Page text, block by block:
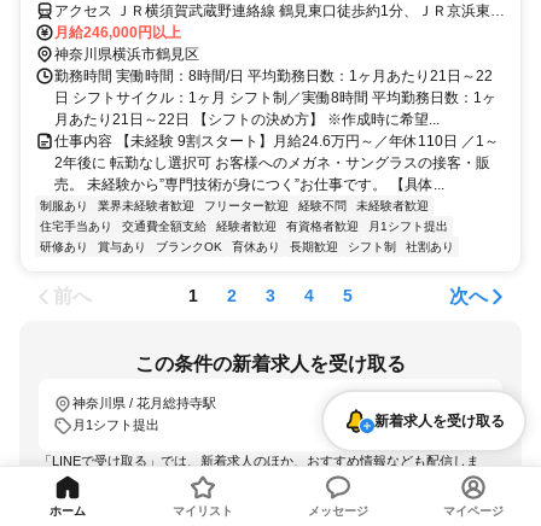
9月入社歓迎
アクセス ＪＲ横須賀武蔵野連絡線 鶴見東口徒歩約1分、ＪＲ京浜東北
線 鶴見東口徒歩約1分、ＪＲ鶴見線 鶴見東口徒歩約1分 JR鶴見駅すぐ
月給246,000円以上
神奈川県横浜市鶴見区
勤務時間 実働時間：8時間/日 平均勤務日数：1ヶ月あたり21日～22
日 シフトサイクル：1ヶ月 シフト制／実働8時間 平均勤務日数：1ヶ
月あたり21日～22日 【シフトの決め方】 ※作成時に希望...
仕事内容 【未経験 9割スタート】月給24.6万円～／年休110日 ／1～
2年後に 転勤なし選択可 お客様へのメガネ・サングラスの接客・販
売。 未経験から”専門技術が身につく”お仕事です。 【具体...
制服あり 業界未経験者歓迎 フリーター歓迎 経験不問
未経験者歓迎
住宅手当あり
交通費全額支給 経験者歓迎 有資格者歓迎
月1シフト提出
研修あり
賞与あり ブランクOK 育休あり 長期歓迎 シフト制 社割あり
前へ 1 2 3 4 5 次へ
この条件の新着求人を受け取る
神奈川県 / 花月総持寺駅
月1シフト提出
「LINEで受け取る」では、新着求人のほか、おすすめ情報なども配信しま
す。詳しくはこちら
LINEで受け取る
新着求人を受け取る
ホーム マイリスト メッセージ マイページ